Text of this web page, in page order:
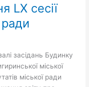
LX сесії
ради
засідань Будинку
міської
міської ради